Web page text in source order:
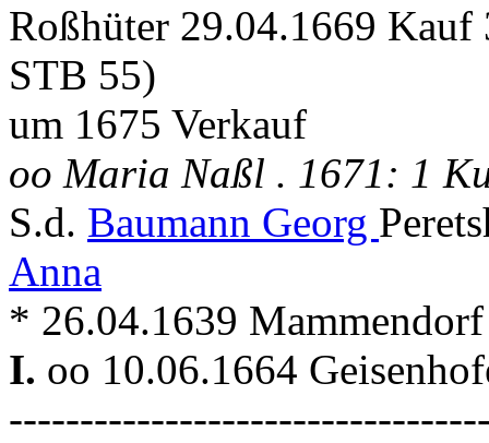
Roßhüter 29.04.1669
STB 55)
um 1675 Verkauf
oo Maria Naßl . 1671: 1
S.d. Baumann Georg
Anna
* 26.04.1639 Mammendorf
I. oo 10.06.1664